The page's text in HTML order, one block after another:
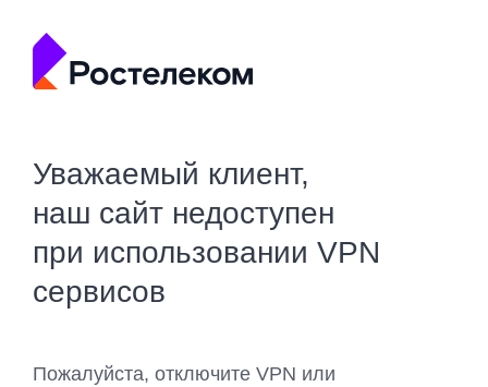
Уважаемый клиент,
наш сайт недоступен
при использовании VPN
сервисов
Пожалуйста, отключите VPN или